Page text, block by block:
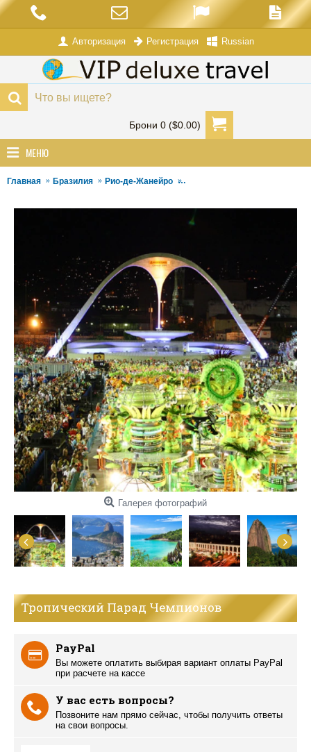
Авторизация Регистрация Russian
Брони 0 ($0.00)
МЕНЮ
Главная Бразилия Рио-де-Жанейро Тропический Парад
Галерея фотографий
Тропический Парад Чемпионов
PayPal
Вы можете оплатить выбирая вариант оплаты PayPal
при расчете на кассе
У вас есть вопросы?
Позвоните нам прямо сейчас, чтобы получить ответы
на свои вопросы.